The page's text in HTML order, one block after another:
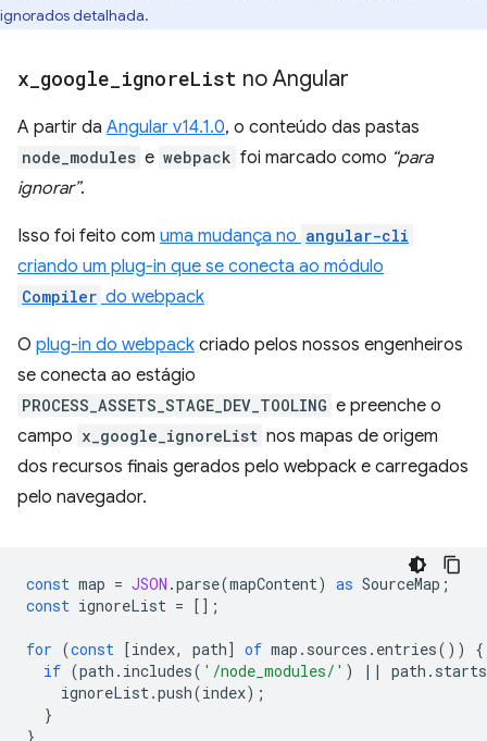
ignorados detalhada.
x google ignoreList no Angular
A partir da Angular v14.1.0, o conteúdo das pastas
node_modules e webpack foi marcado como “para
ignorar”.
Isso foi feito com uma mudança no angular-cli
criando um plug-in que se conecta ao módulo
Compiler do webpack
O plug-in do webpack criado pelos nossos engenheiros
se conecta ao estágio
PROCESS_ASSETS_STAGE_DEV_TOOLING e preenche o
campo x_google_ignoreList nos mapas de origem
dos recursos finais gerados pelo webpack e carregados
pelo navegador.
const map = JSON .parse(mapContent) as SourceMap ;
const ignoreList = [];
for (const [index, path] of map . sources . entries())
{
if (path . includes( '/node_modules/' ) || path .
ignoreList .push(index);
}
}